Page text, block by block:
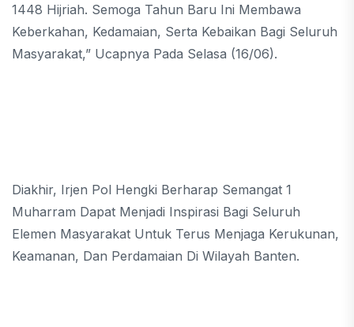
1448 Hijriah. Semoga Tahun Baru Ini Membawa
Keberkahan, Kedamaian, Serta Kebaikan Bagi Seluruh
Masyarakat,” Ucapnya Pada Selasa (16/06).
Diakhir, Irjen Pol Hengki Berharap Semangat 1
Muharram Dapat Menjadi Inspirasi Bagi Seluruh
Elemen Masyarakat Untuk Terus Menjaga Kerukunan,
Keamanan, Dan Perdamaian Di Wilayah Banten.